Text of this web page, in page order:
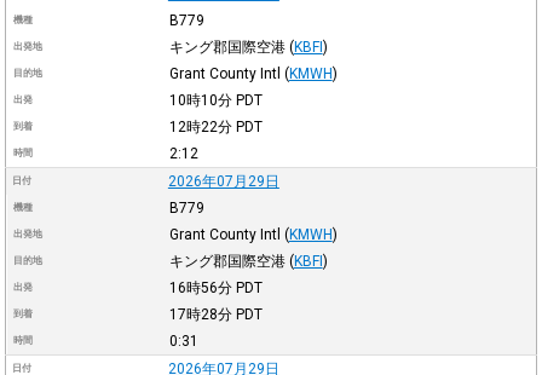
機種 B779
出発地 キング郡国際空港 (KBFI)
目的地 Grant County Intl (KMWH)
出発 10時10分 PDT
到着 12時22分 PDT
時間 2:12
日付 2026年07月29日
機種 B779
出発地 Grant County Intl (KMWH)
目的地 キング郡国際空港 (KBFI )
出発 16時56分 PDT
到着 17時28分 PDT
時間 0:31
日付 2026年07月29日